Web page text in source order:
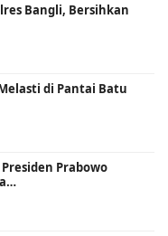
Bangli, Bersihkan
di Pantai Batu
Prabowo